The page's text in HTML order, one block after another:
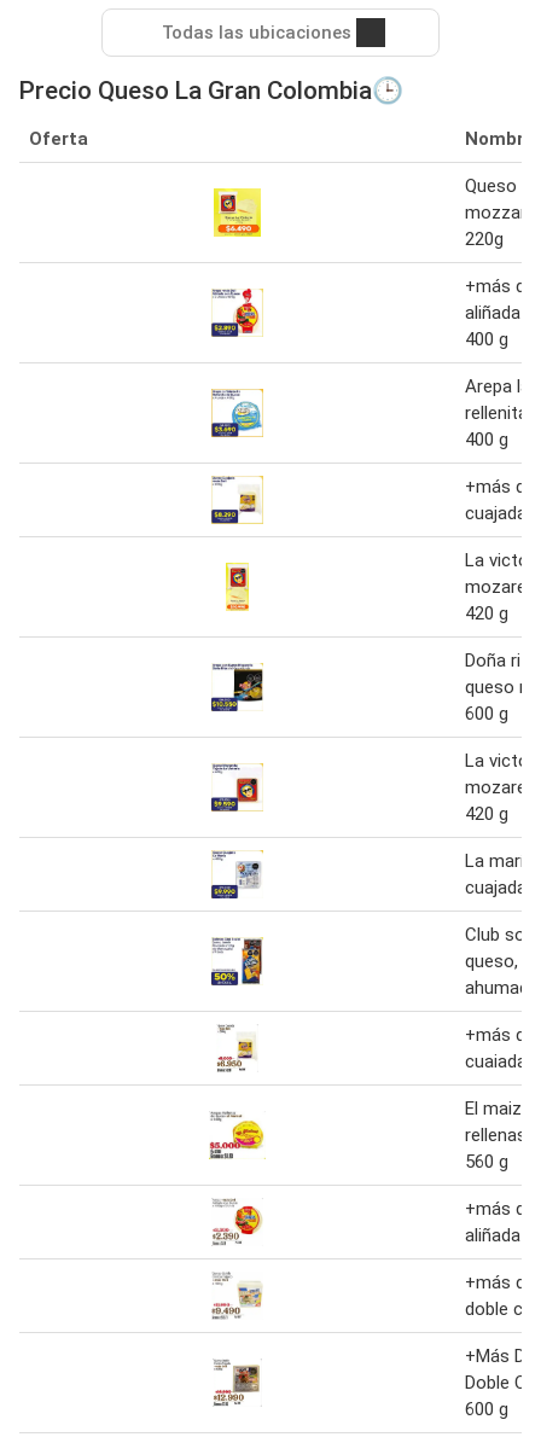
Todas las ubicaciones
Precio Queso La Gran Colombia🕒
Oferta Nombre
Queso
220g
+más
aliñada
400 g
Arepa la
rellenita
400 g
+más
cuajada
La
420 g
Doña
queso
600 g
La
420 g
La maría
cuajada
Club
queso,
ahumado
+más
cuaiada
El maizal
rellenas
560 g
+más
aliñada
+más
doble
+Más
Doble
600 g